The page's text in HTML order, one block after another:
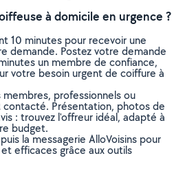
à domicile en urgence ?
10 minutes pour recevoir une
demande. Postez votre demande
un membre de confiance,
votre besoin urgent de coiffure à
professionnels ou
contacté. Présentation, photos de
: trouvez l'offreur idéal, adapté à
budget.
la messagerie AlloVoisins pour
efficaces grâce aux outils